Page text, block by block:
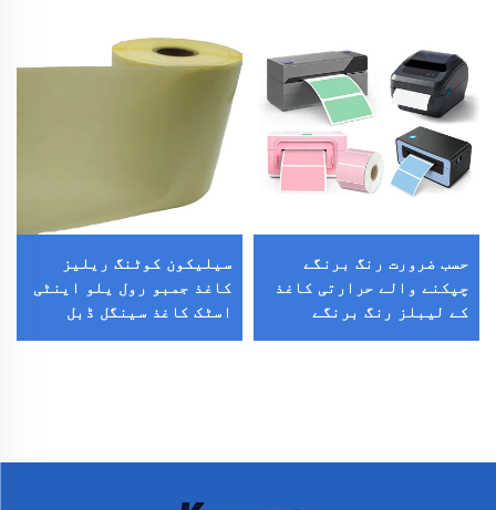
حسب ضرورت رنگ برنگے
چپکنے والے حرارتی کاغذ
کے لیبلز رنگ برنگے
پیکنگ لیبلز سٹیکر
سیلیکون کوٹنگ ریلیز
کاغذ جمبو رول یلو اینٹی
اسٹک کاغذ سینگل ڈبل
سائیڈ ریلیز کاغذ سٹیکر